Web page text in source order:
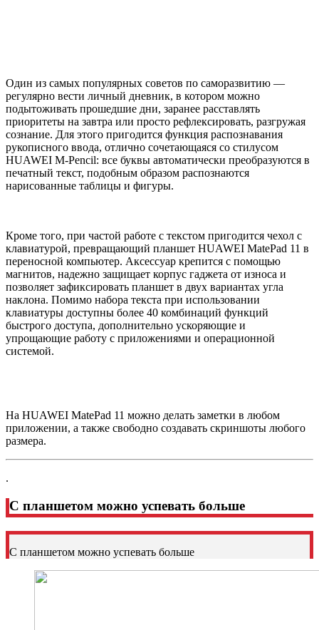
Один из самых популярных советов по саморазвитию —
регулярно вести личный дневник, в котором можно
подытоживать прошедшие дни, заранее расставлять
приоритеты на завтра или просто рефлексировать, разгружая
сознание. Для этого пригодится функция распознавания
рукописного ввода, отлично сочетающаяся со стилусом
HUAWEI M-Pencil: все буквы автоматически преобразуются в
печатный текст, подобным образом распознаются
нарисованные таблицы и фигуры.
Кроме того, при частой работе с текстом пригодится чехол с
клавиатурой, превращающий планшет HUAWEI MatePad 11 в
переносной компьютер. Аксессуар крепится с помощью
магнитов, надежно защищает корпус гаджета от износа и
позволяет зафиксировать планшет в двух вариантах угла
наклона. Помимо набора текста при использовании
клавиатуры доступны более 40 комбинаций функций
быстрого доступа, дополнительно ускоряющие и
упрощающие работу с приложениями и операционной
системой.
На HUAWEI MatePad 11 можно делать заметки в любом
приложении, а также свободно создавать скриншоты любого
размера.
.
С планшетом можно успевать больше
С планшетом можно успевать больше